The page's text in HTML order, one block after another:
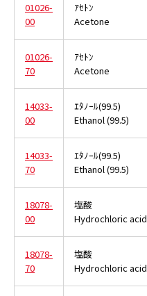
01026-
00
ｱｾﾄﾝ
Acetone
01026-
70
ｱｾﾄﾝ
Acetone
14033-
00
ｴﾀﾉｰﾙ(99.5)
Ethanol (99.5)
14033-
70
ｴﾀﾉｰﾙ(99.5)
Ethanol (99.5)
18078-
00
塩酸
Hydrochloric acid
18078-
70
塩酸
Hydrochloric acid